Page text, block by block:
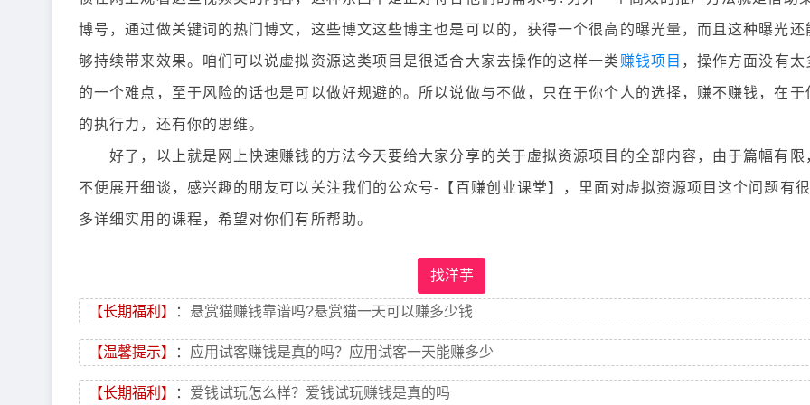
博号，通过做关键词的热门博文，这些博文这些博主也是可以的，获得一个很高的曝光量，而且这种曝光还
够持续带来效果。咱们可以说虚拟资源这类项目是很适合大家去操作的这样一类 赚钱项目 ，操作方面没有太
的一个难点，至于风险的话也是可以做好规避的。所以说做与不做，只在于你个人的选择，赚不赚钱，在于
的执行力，还有你的思维。
好了，以上就是网上快速赚钱的方法今天要给大家分享的关于虚拟资源项目的全部内容，由于篇幅有限
不便展开细谈，感兴趣的朋友可以关注我们的公众号-【百赚创业课堂】，里面对虚拟资源项目这个问题有很
多详细实用的课程，希望对你们有所帮助。
找洋芋
【长期福利】 ： 悬赏猫赚钱靠谱吗?悬赏猫一天可以赚多少钱
【温馨提示】 ： 应用试客赚钱是真的吗？应用试客一天能赚多少
【长期福利】 ： 爱钱试玩怎么样？爱钱试玩赚钱是真的吗